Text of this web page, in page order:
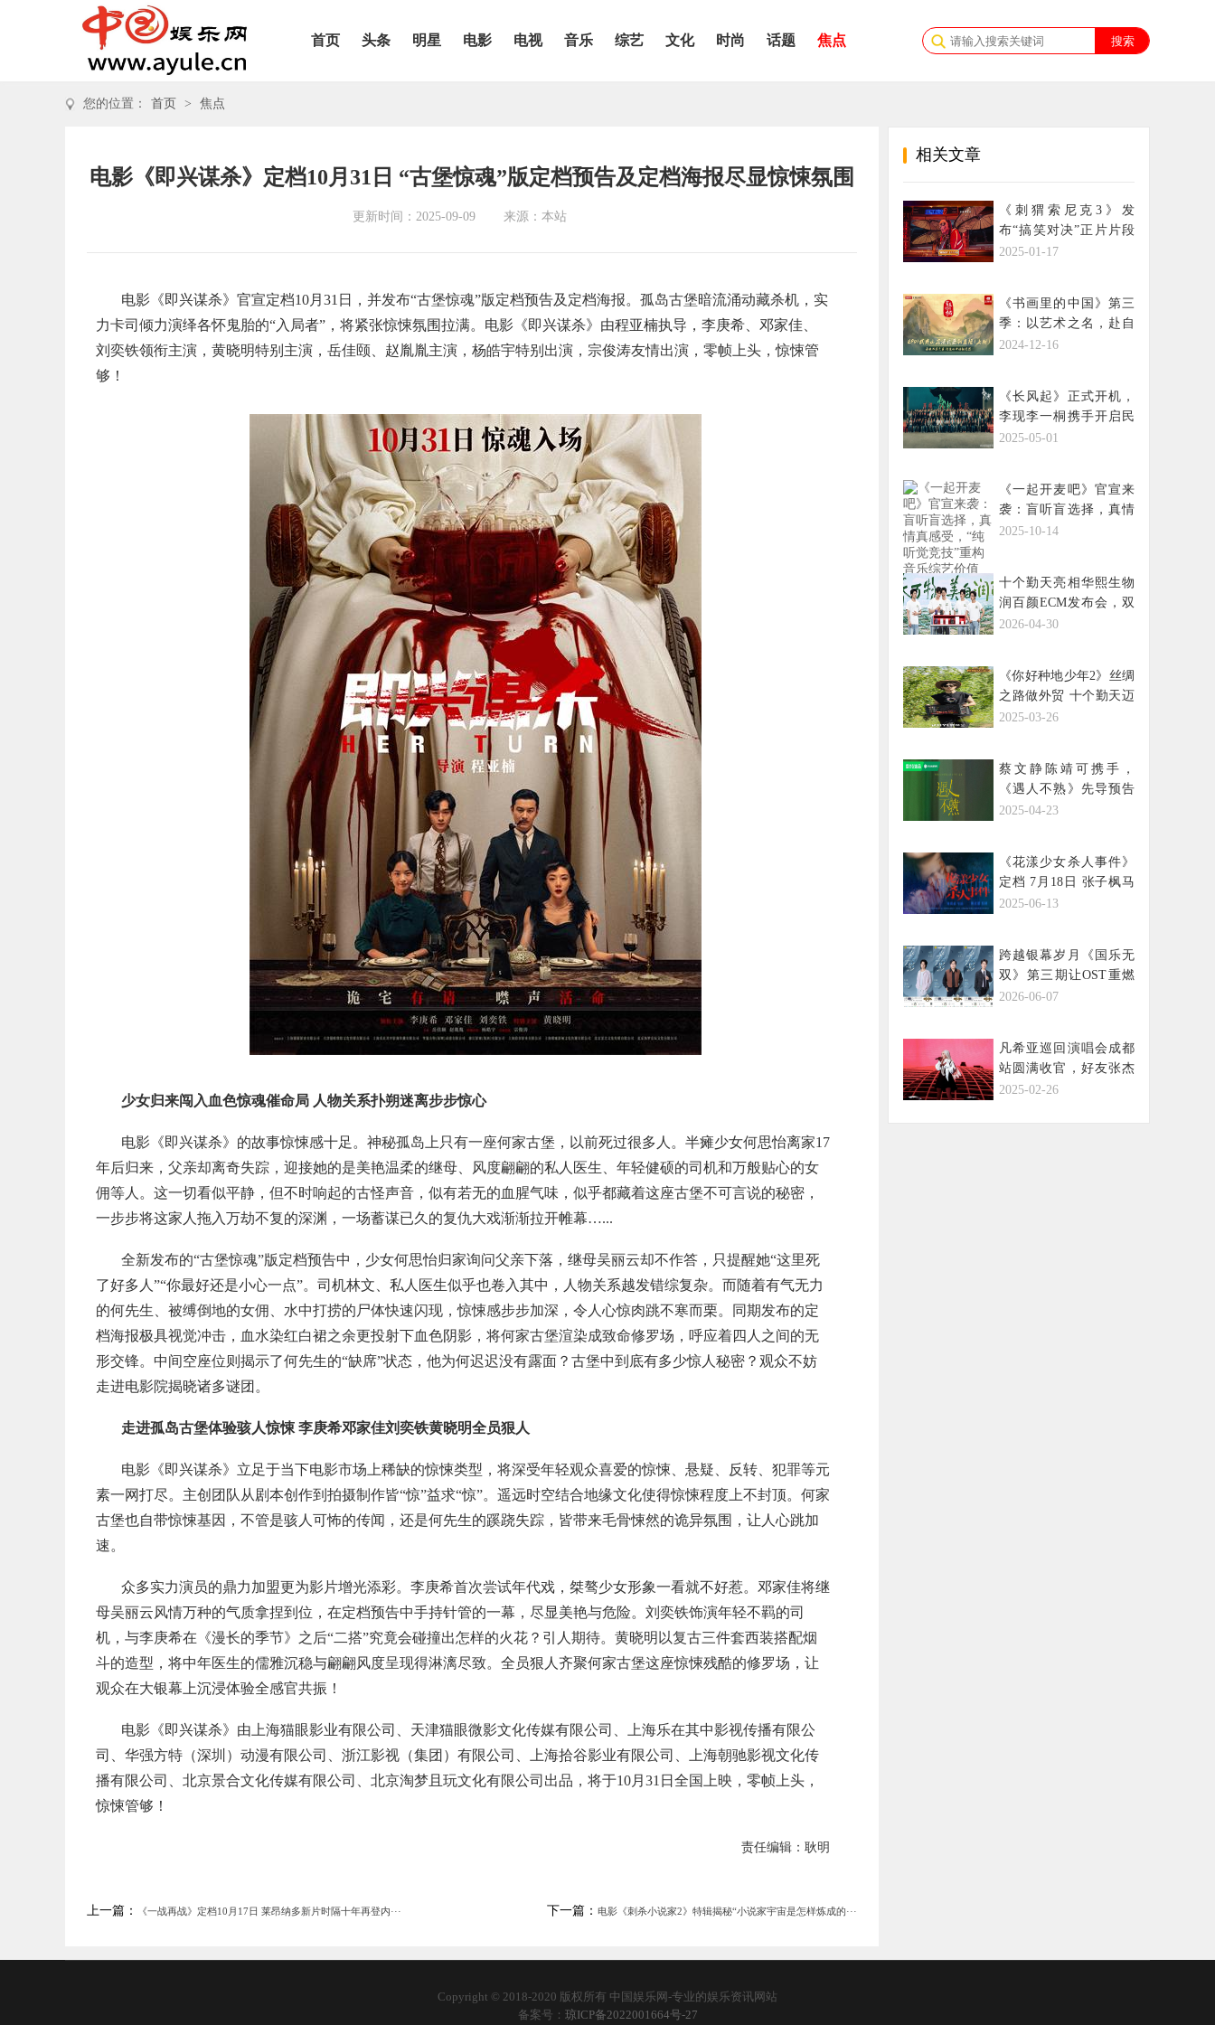
首页 头条 明星 电影 电视 音乐 综艺 文化 时尚 话题 焦点
您的位置： 首页 > 焦点
电影《即兴谋杀》定档10月31日 “古堡惊魂”版定档预告及定档海报尽显惊悚氛围
更新时间：2025-09-09 来源：本站
电影《即兴谋杀》官宣定档10月31日，并发布“古堡惊魂”版定档预告及定档海报。孤岛古堡暗流涌动藏杀机，实
力卡司倾力演绎各怀鬼胎的“入局者”，将紧张惊悚氛围拉满。电影《即兴谋杀》由程亚楠执导，李庚希、邓家佳、
刘奕铁领衔主演，黄晓明特别主演，岳佳颐、赵胤胤主演，杨皓宇特别出演，宗俊涛友情出演，零帧上头，惊悚管
够！
少女归来闯入血色惊魂催命局 人物关系扑朔迷离步步惊心
电影《即兴谋杀》的故事惊悚感十足。神秘孤岛上只有一座何家古堡，以前死过很多人。半瘫少女何思怡离家17
年后归来，父亲却离奇失踪，迎接她的是美艳温柔的继母、风度翩翩的私人医生、年轻健硕的司机和万般贴心的女
佣等人。这一切看似平静，但不时响起的古怪声音，似有若无的血腥气味，似乎都藏着这座古堡不可言说的秘密，
一步步将这家人拖入万劫不复的深渊，一场蓄谋已久的复仇大戏渐渐拉开帷幕…...
全新发布的“古堡惊魂”版定档预告中，少女何思怡归家询问父亲下落，继母吴丽云却不作答，只提醒她“这里死
了好多人”“你最好还是小心一点”。司机林文、私人医生似乎也卷入其中，人物关系越发错综复杂。而随着有气无力
的何先生、被缚倒地的女佣、水中打捞的尸体快速闪现，惊悚感步步加深，令人心惊肉跳不寒而栗。同期发布的定
档海报极具视觉冲击，血水染红白裙之余更投射下血色阴影，将何家古堡渲染成致命修罗场，呼应着四人之间的无
形交锋。中间空座位则揭示了何先生的“缺席”状态，他为何迟迟没有露面？古堡中到底有多少惊人秘密？观众不妨
走进电影院揭晓诸多谜团。
走进孤岛古堡体验骇人惊悚 李庚希邓家佳刘奕铁黄晓明全员狠人
电影《即兴谋杀》立足于当下电影市场上稀缺的惊悚类型，将深受年轻观众喜爱的惊悚、悬疑、反转、犯罪等元
素一网打尽。主创团队从剧本创作到拍摄制作皆“惊”益求“惊”。遥远时空结合地缘文化使得惊悚程度上不封顶。何家
古堡也自带惊悚基因，不管是骇人可怖的传闻，还是何先生的蹊跷失踪，皆带来毛骨悚然的诡异氛围，让人心跳加
速。
众多实力演员的鼎力加盟更为影片增光添彩。李庚希首次尝试年代戏，桀骜少女形象一看就不好惹。邓家佳将继
母吴丽云风情万种的气质拿捏到位，在定档预告中手持针管的一幕，尽显美艳与危险。刘奕铁饰演年轻不羁的司
机，与李庚希在《漫长的季节》之后“二搭”究竟会碰撞出怎样的火花？引人期待。黄晓明以复古三件套西装搭配烟
斗的造型，将中年医生的儒雅沉稳与翩翩风度呈现得淋漓尽致。全员狠人齐聚何家古堡这座惊悚残酷的修罗场，让
观众在大银幕上沉浸体验全感官共振！
电影《即兴谋杀》由上海猫眼影业有限公司、天津猫眼微影文化传媒有限公司、上海乐在其中影视传播有限公
司、华强方特（深圳）动漫有限公司、浙江影视（集团）有限公司、上海拾谷影业有限公司、上海朝驰影视文化传
播有限公司、北京景合文化传媒有限公司、北京淘梦且玩文化有限公司出品，将于10月31日全国上映，零帧上头，
惊悚管够！
责任编辑：耿明
上一篇： 《一战再战》定档10月17日 莱昂纳多新片时隔十年再登内··· 下一篇： 电影《刺杀小说家2》特辑揭秘“小说家宇宙是怎样炼成的···
相关文章
《刺猬索尼克3》发
布“搞笑对决”正片片段
寒假合家欢全家都爱看
2025-01-17
《书画里的中国》第三
季：以艺术之名，赴自
然之约
2024-12-16
《长风起》正式开机，
李现李一桐携手开启民
国传奇
2025-05-01
《一起开麦吧》官宣来
袭：盲听盲选择，真情
真感受，“纯听觉竞
2025-10-14
十个勤天亮相华熙生物
润百颜ECM发布会，双
方开启战略合作新篇章
2026-04-30
《你好种地少年2》丝绸
之路做外贸 十个勤天迈
出走向世界第一步
2025-03-26
蔡文静陈靖可携手，
《遇人不熟》先导预告
揭开神秘面纱
2025-04-23
《花漾少女杀人事件》
定档 7月18日 张子枫马
伊琍演绎极致悬疑
2025-06-13
跨越银幕岁月《国乐无
双》第三期让OST重燃
生命力
2026-06-07
凡希亚巡回演唱会成都
站圆满收官，好友张杰
助阵合唱angel
2025-02-26
Copyright © 2018-2020 版权所有 中国娱乐网-专业的娱乐资讯网站
备案号： 琼ICP备2022001664号-27